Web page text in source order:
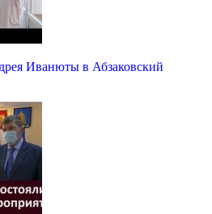
Иванюты в Абзаковский